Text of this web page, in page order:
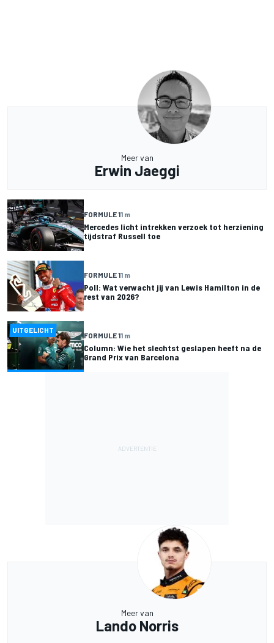
Meer van
Erwin Jaeggi
FORMULE 11 m
Mercedes licht intrekken verzoek tot herziening
tijdstraf Russell toe
FORMULE 11 m
Poll: Wat verwacht jij van Lewis Hamilton in de
rest van 2026?
UITGELICHT
FORMULE 11 m
Column: Wie het slechtst geslapen heeft na de
Grand Prix van Barcelona
Meer van
Lando Norris